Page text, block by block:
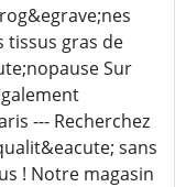
tissus gras de
Sur
--- Recherchez
sans
! Notre magasin